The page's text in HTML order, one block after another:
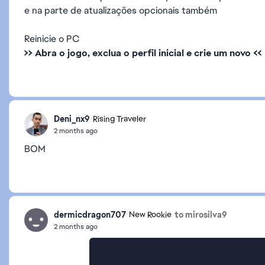
e na parte de atualizações opcionais também
Reinicie o PC
>> Abra o jogo, exclua o perfil inicial e crie um novo <<
Deni_nx9 Rising Traveler
2 months ago
BOM
dermicdragon707 New Rookie to mirosilva9
2 months ago